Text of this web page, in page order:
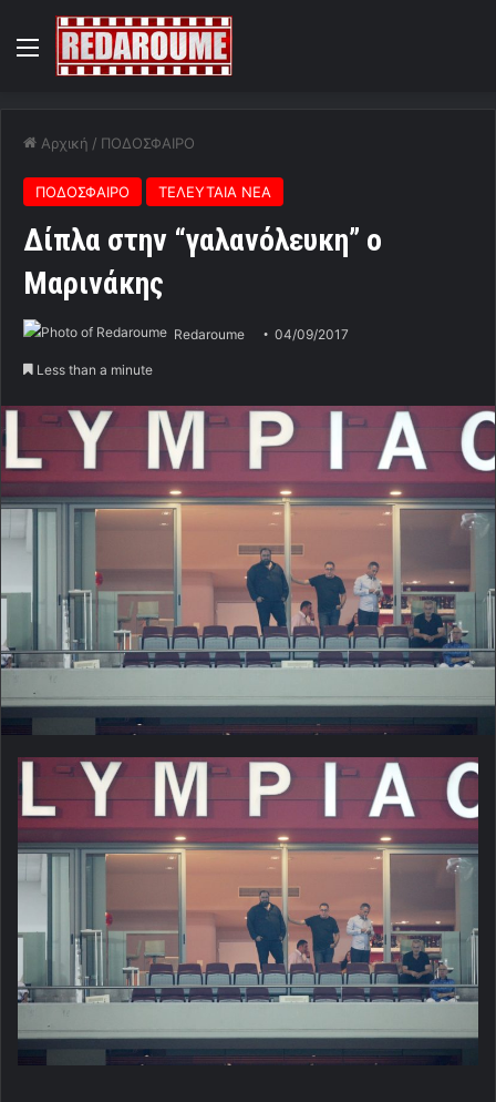
Menu
Αρχική / ΠΟΔΟΣΦΑΙΡΟ
ΠΟΔΟΣΦΑΙΡΟ ΤΕΛΕΥΤΑΙΑ ΝΕΑ
Δίπλα στην “γαλανόλευκη” ο
Μαρινάκης
Redaroume 04/09/2017
Less than a minute